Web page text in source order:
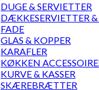
DUGE & SERVIETTER
DÆKKESERVIETTER
FADE
GLAS & KOPPER
KARAFLER
KØKKEN
KURVE & KASSER
SKÆREBRÆTTER